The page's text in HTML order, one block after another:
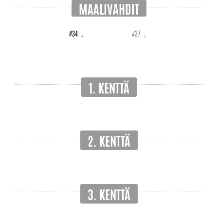
MAALIVAHDIT
#34 #37
1. KENTTÄ
2. KENTTÄ
3. KENTTÄ